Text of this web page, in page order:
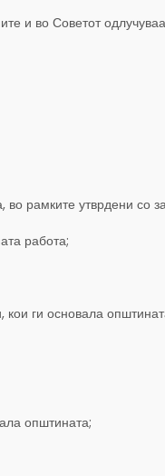
и во Советот
рамките утврдени со
работа;
ги основала
општината;